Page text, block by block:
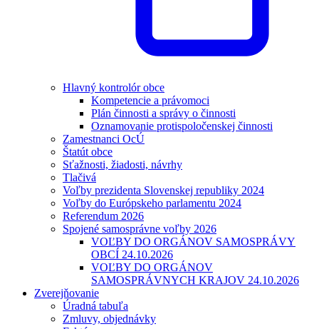
Hlavný kontrolór obce
Kompetencie a právomoci
Plán činnosti a správy o činnosti
Oznamovanie protispoločenskej činnosti
Zamestnanci OcÚ
Štatút obce
Sťažnosti, žiadosti, návrhy
Tlačivá
Voľby prezidenta Slovenskej republiky 2024
Voľby do Európskeho parlamentu 2024
Referendum 2026
Spojené samosprávne voľby 2026
VOĽBY DO ORGÁNOV SAMOSPRÁVY
OBCÍ 24.10.2026
VOĽBY DO ORGÁNOV
SAMOSPRÁVNYCH KRAJOV 24.10.2026
Zverejňovanie
Úradná tabuľa
Zmluvy, objednávky